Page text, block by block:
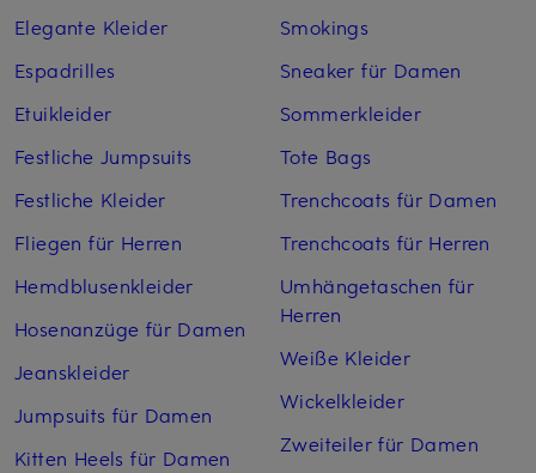
Elegante Kleider
Espadrilles
Etuikleider
Festliche Jumpsuits
Festliche Kleider
Fliegen für Herren
Hemdblusenkleider
Hosenanzüge für Damen
Jeanskleider
Jumpsuits für Damen
Kitten Heels für Damen
Smokings
Sneaker für Damen
Sommerkleider
Tote Bags
Trenchcoats für Damen
Trenchcoats für Herren
Umhängetaschen für
Herren
Weiße Kleider
Wickelkleider
Zweiteiler für Damen